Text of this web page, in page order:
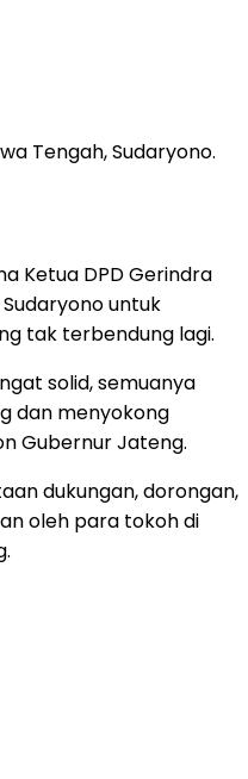
Tengah, Sudaryono.
Ketua DPD Gerindra
untuk
tak terbendung lagi.
solid, semuanya
dan menyokong
Gubernur Jateng.
dukungan, dorongan,
oleh para tokoh di